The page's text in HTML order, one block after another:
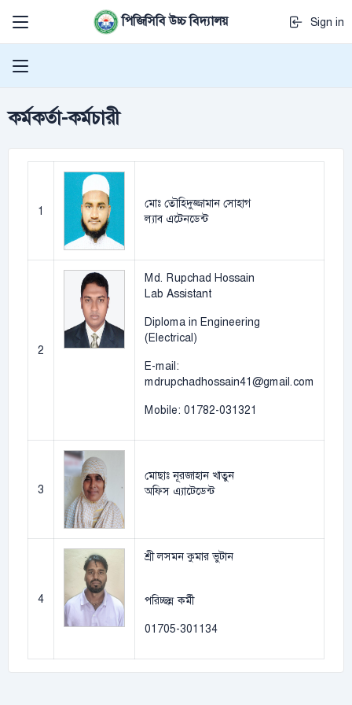
পিজিসিবি উচ্চ বিদ্যালয় Sign in
কর্মকর্তা-কর্মচারী
1
মোঃ তৌহিদুজ্জামান সোহাগ
ল্যাব এটেনডেন্ট
2
Md. Rupchad Hossain
Lab Assistant
Diploma in Engineering
(Electrical)
E-mail:
mdrupchadhossain41@gmail.com
Mobile: 01782-031321
3
মোছাঃ নূরজাহান খাতুন
অফিস এ্যাটেডেন্ট
4
শ্রী লসমন কুমার ভুটান
পরিচ্ছন্ন কর্মী
01705-301134